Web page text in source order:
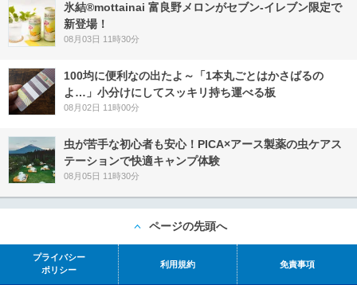
氷結®mottainai 富良野メロンがセブン‐イレブン限定で
新登場！
08月03日 11時30分
100均に便利なの出たよ～「1本丸ごとはかさばるの
よ…」小分けにしてスッキリ持ち運べる板
08月02日 11時00分
虫が苦手な初心者も安心！PICA×アース製薬の虫ケアス
テーションで快適キャンプ体験
08月05日 11時30分
ページの先頭へ
プライバシー
ポリシー
利用規約 免責事項